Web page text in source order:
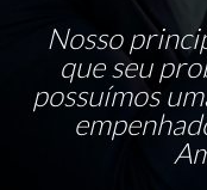
Nosso
que seu
possuímos